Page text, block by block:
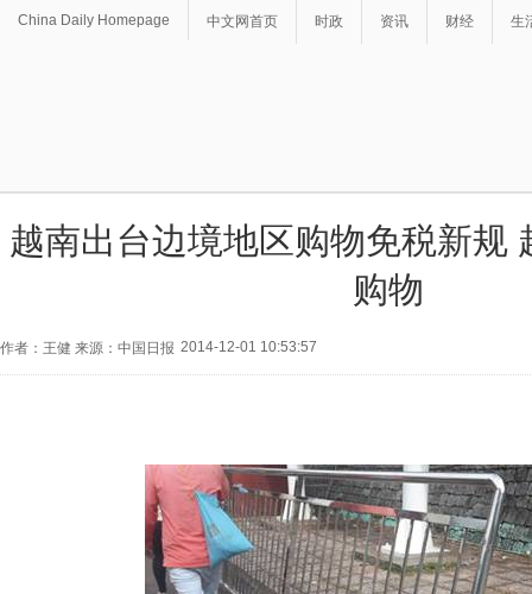
China Daily Homepage 中文网首页 时政 资讯 财经 生
越南出台边境地区购物免税新规
购物
作者：王健 来源：中国日报 2014-12-01 10:53:57